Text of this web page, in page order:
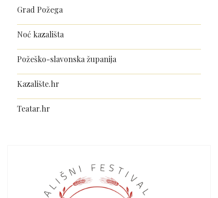
Grad Požega
Noć kazališta
Požeško-slavonska županija
Kazalište.hr
Teatar.hr